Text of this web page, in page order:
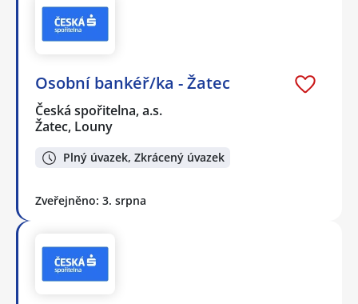
Osobní bankéř/ka - Žatec
Česká spořitelna, a.s.
Žatec, Louny
Plný úvazek, Zkrácený úvazek
Zveřejněno: 3. srpna